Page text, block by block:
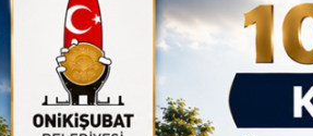
13:26 Şampiyon
Başkan
17:01 Kurtuluş